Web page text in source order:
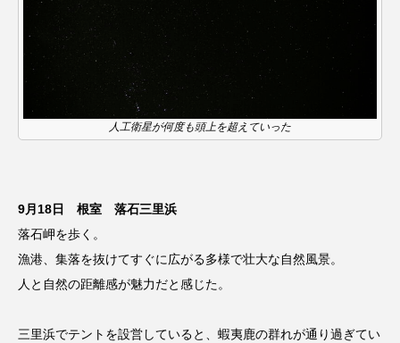
人工衛星が何度も頭上を超えていった
9月18日 根室 落石三里浜
落石岬を歩く。
漁港、集落を抜けてすぐに広がる多様で壮大な自然風景。
人と自然の距離感が魅力だと感じた。
三里浜でテントを設営していると、蝦夷鹿の群れが通り過ぎてい